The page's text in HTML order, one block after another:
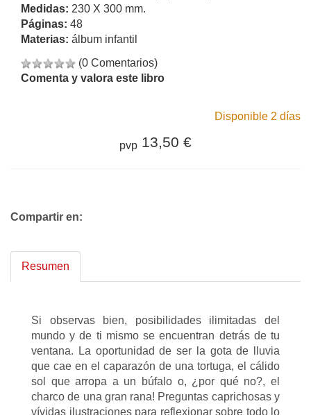
Medidas: 230 X 300 mm.
Páginas: 48
Materias: álbum infantil
(0 Comentarios)
Comenta y valora este libro
Disponible 2 días
pvp 13,50 €
Compartir en:
Resumen
Si observas bien, posibilidades ilimitadas del
mundo y de ti mismo se encuentran detrás de tu
ventana. La oportunidad de ser la gota de lluvia
que cae en el caparazón de una tortuga, el cálido
sol que arropa a un búfalo o, ¿por qué no?, el
charco de una gran rana! Preguntas caprichosas y
vívidas ilustraciones para reflexionar sobre todo lo